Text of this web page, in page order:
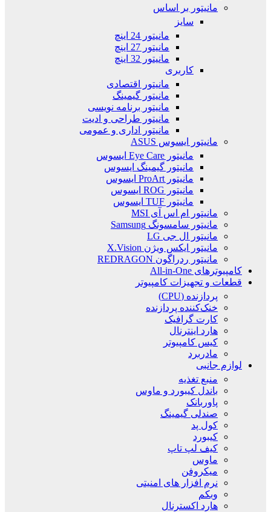
مانیتور بر اساس
سایز
مانیتور 24 اینچ
مانیتور 27 اینچ
مانیتور 32 اینچ
کاربری
مانیتور اقتصادی
مانیتور گیمینگ
مانیتور برنامه نویسی
مانیتور طراحی و ادیت
مانیتور اداری و عمومی
مانیتور ایسوس ASUS
مانیتور Eye Care ایسوس
مانیتور گیمینگ ایسوس
مانیتور ProArt ایسوس
مانیتور ROG ایسوس
مانیتور TUF ایسوس
مانیتور ام اس آی MSI
مانیتور سامسونگ Samsung
مانیتور ال جی LG
مانیتور ایکس ویژن X.Vision
مانیتور ردراگون REDRAGON
کامپیوترهای All-in-One
قطعات و تجهیزات کامپیوتر
پردازنده (CPU)
خنک‌کننده پردازنده
کارت گرافیک
هارد اینترنال
کیس کامپیوتر
مادربرد
لوازم جانبی
منبع تغذیه
باندل کیبورد و ماوس
پاوربانک
صندلی گیمینگ
کول پد
کیبورد
کیف لپ تاپ
ماوس
میکروفن
نرم افزار های امنیتی
وبکم
هارد اکسترنال